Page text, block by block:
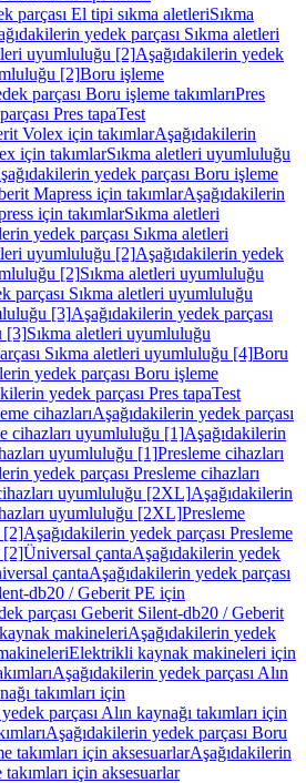
parçası El tipi sıkma aletleriSıkma
yedek parçası Sıkma aletleri
uyumluluğu [2]Aşağıdakilerin yedek
[2]Boru işleme
parçası Boru işleme takımlarıPres
Pres tapaTest
Volex için takımlarAşağıdakilerin
için takımlarSıkma aletleri uyumluluğu
yedek parçası Boru işleme
Mapress için takımlarAşağıdakilerin
için takımlarSıkma aletleri
yedek parçası Sıkma aletleri
uyumluluğu [2]Aşağıdakilerin yedek
[2]Sıkma aletleri uyumluluğu
parçası Sıkma aletleri uyumluluğu
[3]Aşağıdakilerin yedek parçası
[3]Sıkma aletleri uyumluluğu
Sıkma aletleri uyumluluğu [4]Boru
yedek parçası Boru işleme
yedek parçası Pres tapaTest
cihazlarıAşağıdakilerin yedek parçası
cihazları uyumluluğu [1]Aşağıdakilerin
uyumluluğu [1]Presleme cihazları
yedek parçası Presleme cihazları
uyumluluğu [2XL]Aşağıdakilerin
uyumluluğu [2XL]Presleme
[2]Aşağıdakilerin yedek parçası Presleme
[2]Üniversal çantaAşağıdakilerin yedek
çantaAşağıdakilerin yedek parçası
db20 / Geberit PE için
parçası Geberit Silent-db20 / Geberit
makineleriAşağıdakilerin yedek
Elektrikli kaynak makineleri için
Aşağıdakilerin yedek parçası Alın
takımları için
parçası Alın kaynağı takımları için
Aşağıdakilerin yedek parçası Boru
takımları için aksesuarlarAşağıdakilerin
için aksesuarlar